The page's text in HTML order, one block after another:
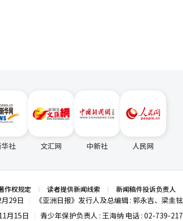
社 文汇网 中新社 人民网
作权规定 读者提供新闻线索 新闻稿件投诉负责人
29日 《亚洲日报》发行人及总编辑 : 郭永吉、梁圭铉
月15日 青少年保护负责人 : 王海纳 电话 : 02-739-